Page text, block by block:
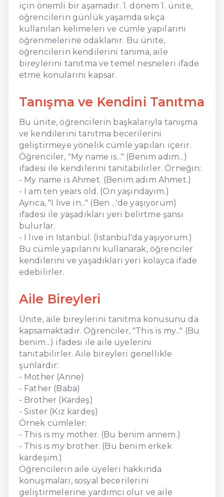
için önemli bir aşamadır. 1. dönem 1. ünite,
öğrencilerin günlük yaşamda sıkça
kullanılan kelimeleri ve cümle yapılarını
öğrenmelerine odaklanır. Bu ünite,
öğrencilerin kendilerini tanıma, aile
bireylerini tanıtma ve temel nesneleri ifade
etme konularını kapsar.
Tanışma ve Kendini Tanıtma
Bu ünite, öğrencilerin başkalarıyla tanışma
ve kendilerini tanıtma becerilerini
geliştirmeye yönelik cümle yapıları içerir.
Öğrenciler, "My name is..." (Benim adım...)
ifadesi ile kendilerini tanıtabilirler. Örneğin:
- My name is Ahmet. (Benim adım Ahmet.)
- I am ten years old. (On yaşındayım.)
Ayrıca, "I live in..." (Ben ...'de yaşıyorum)
ifadesi ile yaşadıkları yeri belirtme şansı
bulurlar.
- I live in Istanbul. (İstanbul'da yaşıyorum.)
Bu cümle yapılarını kullanarak, öğrenciler
kendilerini ve yaşadıkları yeri kolayca ifade
edebilirler.
Aile Bireyleri
Ünite, aile bireylerini tanıtma konusunu da
kapsamaktadır. Öğrenciler, "This is my..." (Bu
benim...) ifadesi ile aile üyelerini
tanıtabilirler. Aile bireyleri genellikle
şunlardır:
- Mother (Anne)
- Father (Baba)
- Brother (Kardeş)
- Sister (Kız kardeş)
Örnek cümleler:
- This is my mother. (Bu benim annem.)
- This is my brother. (Bu benim erkek
kardeşim.)
Öğrencilerin aile üyeleri hakkında
konuşmaları, sosyal becerilerini
geliştirmelerine yardımcı olur ve aile